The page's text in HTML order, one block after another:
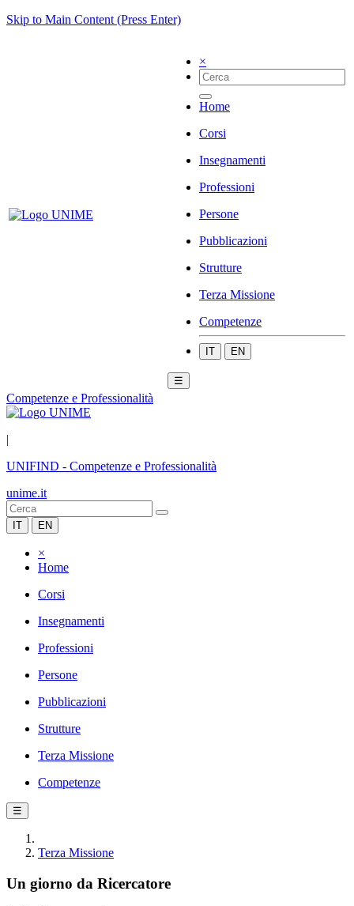
Skip to Main Content (Press Enter)
×
Home
Corsi
Insegnamenti
Professioni
Persone
Pubblicazioni
Strutture
Terza Missione
Competenze
IT EN
☰
Competenze e Professionalità
|
UNIFIND - Competenze e Professionalità
unime.it
IT EN
×
Home
Corsi
Insegnamenti
Professioni
Persone
Pubblicazioni
Strutture
Terza Missione
Competenze
☰
Terza Missione
Un giorno da Ricercatore